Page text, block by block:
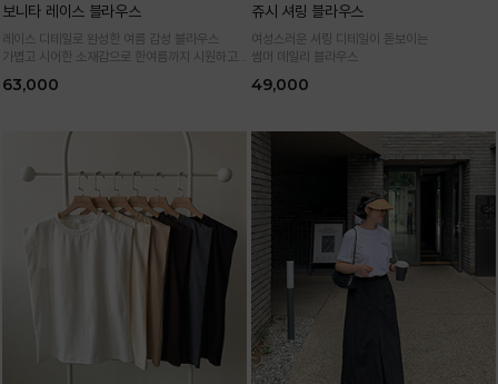
보니타 레이스 블라우스
레이스 디테일로 완성한 여름 감성 블라우스
가볍고 시어한 소재감으로 한여름까지 시원하고
63,000
쥬시 셔링 블라우스
여성스러운 셔링 디테일이 돋보이는
썸머 데일리 블라우스
49,000